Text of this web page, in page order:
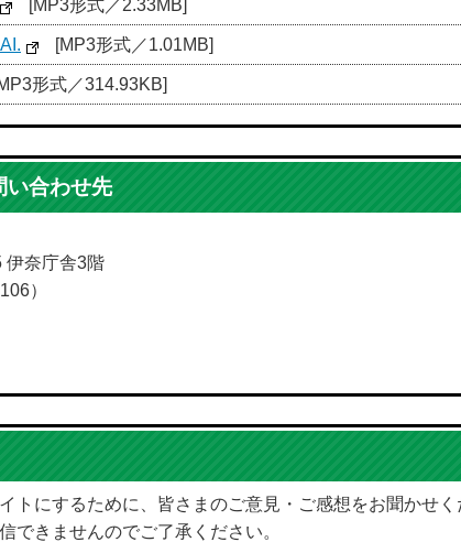
[MP3形式／2.33MB]
[MP3形式／1.01MB]
形式／314.93KB]
い合わせ先
伊奈庁舎3階
）
トにするために、皆さまのご意見・ご感想をお聞かせく
できませんのでご了承ください。